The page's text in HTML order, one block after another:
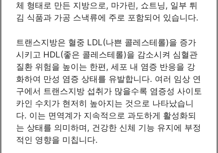
체 형태로 만든 지방으로, 마가린, 쇼트닝, 일부 튀
김 식품과 가공 스낵류에 주로 포함되어 있습니다.
트랜스지방은 혈중 LDL(나쁜 콜레스테롤)을 증가
시키고 HDL(좋은 콜레스테롤)을 감소시켜 심혈관
질환 위험을 높이는 한편, 세포 내 염증 반응을 강
화하여 만성 염증 상태를 유발합니다. 여러 임상 연
구에서 트랜스지방 섭취가 많을수록 염증성 사이토
카인 수치가 현저히 높아지는 것으로 나타났습니
다. 이는 면역계가 지속적으로 과도하게 활성화되
는 상태를 의미하며, 건강한 신체 기능 유지에 부정
적인 영향을 미칩니다.